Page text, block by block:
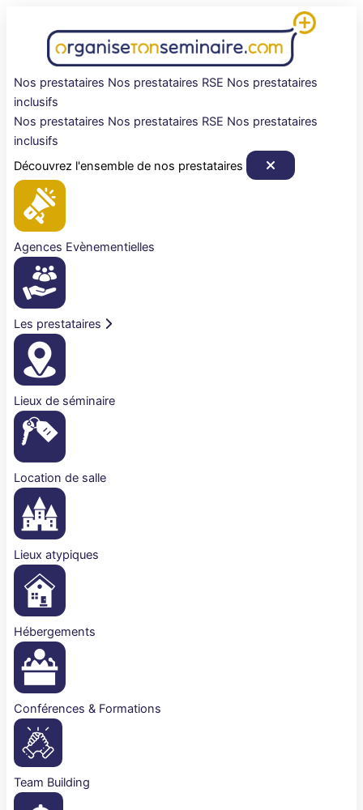
Nos prestataires Nos prestataires RSE Nos prestataires
inclusifs
Nos prestataires Nos prestataires RSE Nos prestataires
inclusifs
Découvrez l'ensemble de nos prestataires
Agences Evènementielles
Les prestataires
Lieux de séminaire
Location de salle
Lieux atypiques
Hébergements
Conférences & Formations
Team Building